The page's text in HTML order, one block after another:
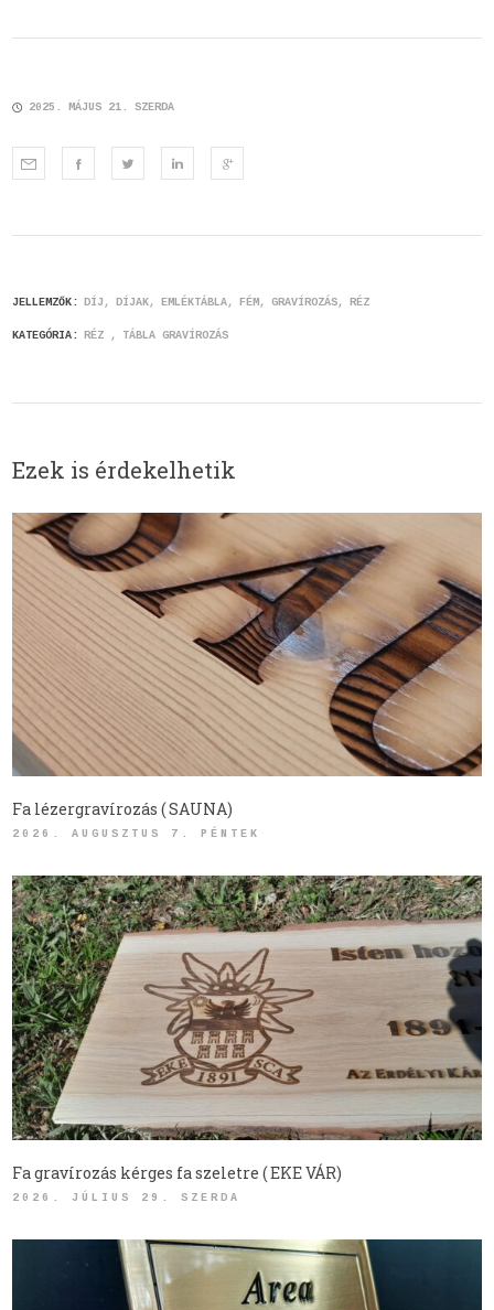
2025. MÁJUS 21. SZERDA
JELLEMZŐK: DÍJ DÍJAK EMLÉKTÁBLA FÉM GRAVÍROZÁS RÉZ
KATEGÓRIA: RÉZ TÁBLA GRAVÍROZÁS
Ezek is érdekelhetik
Fa lézergravírozás ( SAUNA)
2026. AUGUSZTUS 7. PÉNTEK
Fa gravírozás kérges fa szeletre ( EKE VÁR)
2026. JÚLIUS 29. SZERDA